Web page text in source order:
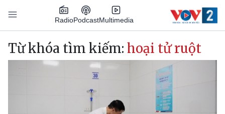
Nhảy đến nội dung
RadioPodcastMultimedia
Main navigation
Từ khóa tìm kiếm: hoại tử ruột